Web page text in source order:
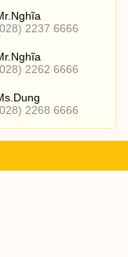
2237 6666
2262 6666
2268 6666